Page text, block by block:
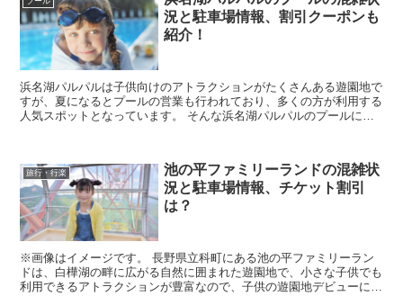
況と駐車場情報、割引クーポンも
紹介！
浜名湖パルパルは子供向けのアトラクションがたくさんある遊園地で
すが、夏になるとプールの営業も行われており、多くの方が利用する
人気スポットとなっています。 そんな浜名湖パルパルのプールに行
旅行・行楽
池の平ファミリーランドの混雑状
況と駐車場情報、チケット割引
は？
※画像はイメージです。 長野県立科町にある池の平ファミリーラン
ドは、白樺湖の畔に広がる自然に囲まれた遊園地で、小さな子供でも
利用できるアトラクションが豊富なので、子供の遊園地デビューに最